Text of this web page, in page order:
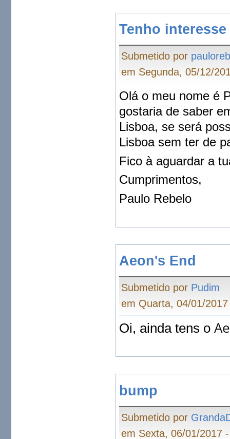
Tenho
Submetido por
em Segunda, 05/12/
Olá o meu nome é
gostaria de saber
Lisboa, se será
Lisboa sem ter de
Fico à aguardar a
Cumprimentos,
Paulo Rebelo
Aeon's End
Submetido por Pudim
em Quarta, 04/01/
Oi, ainda tens o
bump
Submetido por
em Sexta, 06/01/2017